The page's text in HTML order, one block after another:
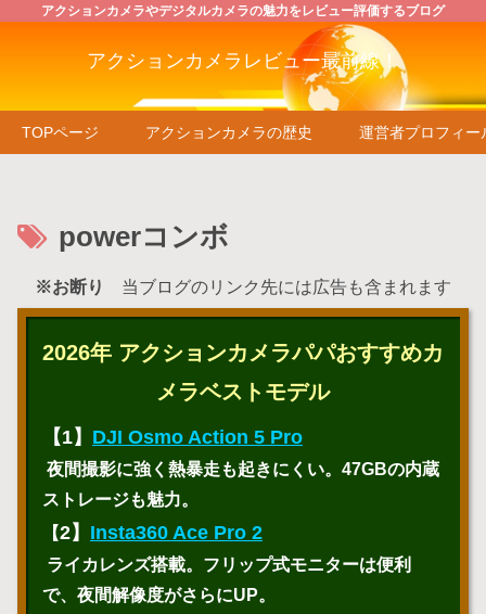
アクションカメラやデジタルカメラの魅力をレビュー評価するブログ
アクションカメラレビュー最前線！
TOPページ アクションカメラの歴史 運営者プロフィー
powerコンボ
※お断り 当ブログのリンク先には広告も含まれます
2026年 アクションカメラパパおすすめカ
メラベストモデル
【1】 DJI Osmo Action 5 Pro
夜間撮影に強く熱暴走も起きにくい。47GBの内蔵
ストレージも魅力。
【2】 Insta360 Ace Pro 2
ライカレンズ搭載。フリップ式モニターは便利
で、夜間解像度がさらにUP。